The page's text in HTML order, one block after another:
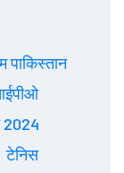
पाकिस्तान
2024
टेनिस